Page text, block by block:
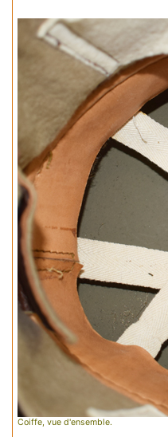
Coiffe, vue d'ensemble.